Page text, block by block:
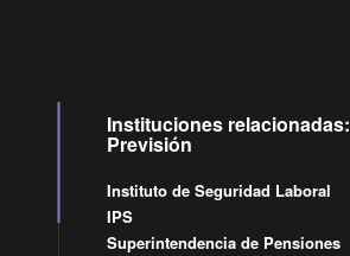
Instituciones relacionadas:
Previsión
Instituto de Seguridad Laboral
IPS
Superintendencia de Pensiones